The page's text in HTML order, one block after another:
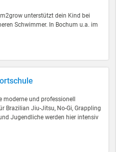
unterstützt dein Kind bei
Schwimmer. In Bochum u.a. im
und professionell
Brazilian Jiu-Jitsu, No-Gi, Grappling
Jugendliche werden hier intensiv